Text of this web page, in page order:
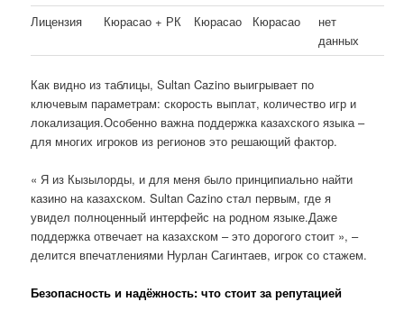
Лицензия
Кюрасао + РК Кюрасао Кюрасао
нет
данных
Как видно из таблицы, Sultan Cazino выигрывает по
ключевым параметрам: скорость выплат, количество игр и
локализация.Особенно важна поддержка казахского языка –
для многих игроков из регионов это решающий фактор.
« Я из Кызылорды, и для меня было принципиально найти
казино на казахском. Sultan Cazino стал первым, где я
увидел полноценный интерфейс на родном языке.Даже
поддержка отвечает на казахском – это дорогого стоит », –
делится впечатлениями Нурлан Сагинтаев, игрок со стажем.
Безопасность и надёжность: что стоит за репутацией